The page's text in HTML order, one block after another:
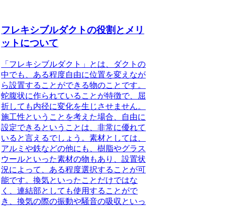
フレキシブルダクトの役割とメリ
ットについて
「フレキシブルダクト」とは 、ダクトの
中でも、ある程度自由に位置を変えなが
ら設置することができる物のことです。
蛇腹状に作られていることが特徴で、屈
折しても内径に変化を生じさせません。
施工性ということを考えた場合、自由に
設定できるということは、非常に優れて
いると言えるでしょう。素材としては、
アルミや鉄などの他にも、樹脂やグラス
ウールといった素材の物もあり、設置状
況によって、ある程度選択することが可
能です。換気といったことだけではな
く、連結部としても使用することがで
き、換気の際の振動や騒音の吸収といっ